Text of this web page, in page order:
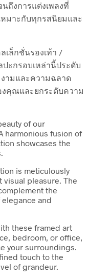
ถึงการแต่งเพลงที่
หมาะกับทุกรสนิยมและ
เล็กชั่นรองเท้า /
ปะกรอบเหล่านี้ประดับ
ามและความฉลาด
งคุณและยกระดับความ
of our
harmonious fusion of
showcases the
is meticulously
pleasure. The
the
and
these framed art
bedroom, or office,
your surroundings.
touch to the
of grandeur.